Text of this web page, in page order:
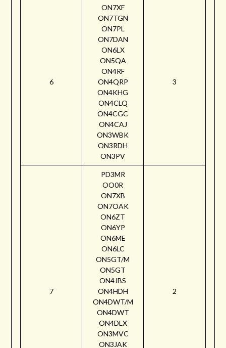
6
ON7XF
ON7TGN
ON7PL
ON7DAN
ON6LX
ON5QA
ON4RF
ON4QRP
ON4KHG
ON4CLQ
ON4CGC
ON4CAJ
ON3WBK
ON3RDH
ON3PV
3
7
PD3MR
OO0R
ON7XB
ON7OAK
ON6ZT
ON6YP
ON6ME
ON6LC
ON5GT/M
ON5GT
ON4JBS
ON4HDH
ON4DWT/M
ON4DWT
ON4DLX
ON3MVC
ON3JAK
2